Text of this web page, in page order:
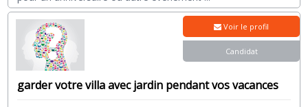
garder votre villa avec jardin pendant vos vacances
Voir le profil
Candidat